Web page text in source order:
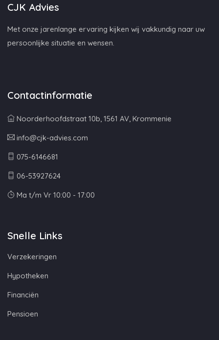
CJK Advies
Met onze jarenlange ervaring kijken wij vakkundig naar uw
persoonlijke situatie en wensen.
Contactinformatie
Noorderhoofdstraat 10b, 1561 AV, Krommenie
info@cjk-advies.com
075-6146681
06-53927624
Ma t/m Vr 10:00 - 17:00
Snelle Links
Verzekeringen
Hypotheken
Financiën
Pensioen